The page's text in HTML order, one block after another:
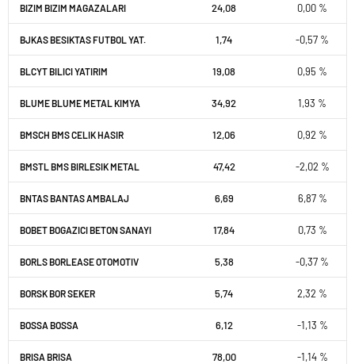
BIZIM BIZIM MAGAZALARI 24,08 0,00 %
BJKAS BESIKTAS FUTBOL YAT. 1,74 -0,57 %
BLCYT BILICI YATIRIM 19,08 0,95 %
BLUME BLUME METAL KIMYA 34,92 1,93 %
BMSCH BMS CELIK HASIR 12,06 0,92 %
BMSTL BMS BIRLESIK METAL 47,42 -2,02 %
BNTAS BANTAS AMBALAJ 6,69 6,87 %
BOBET BOGAZICI BETON SANAYI 17,84 0,73 %
BORLS BORLEASE OTOMOTIV 5,38 -0,37 %
BORSK BOR SEKER 5,74 2,32 %
BOSSA BOSSA 6,12 -1,13 %
BRISA BRISA 78,00 -1,14 %